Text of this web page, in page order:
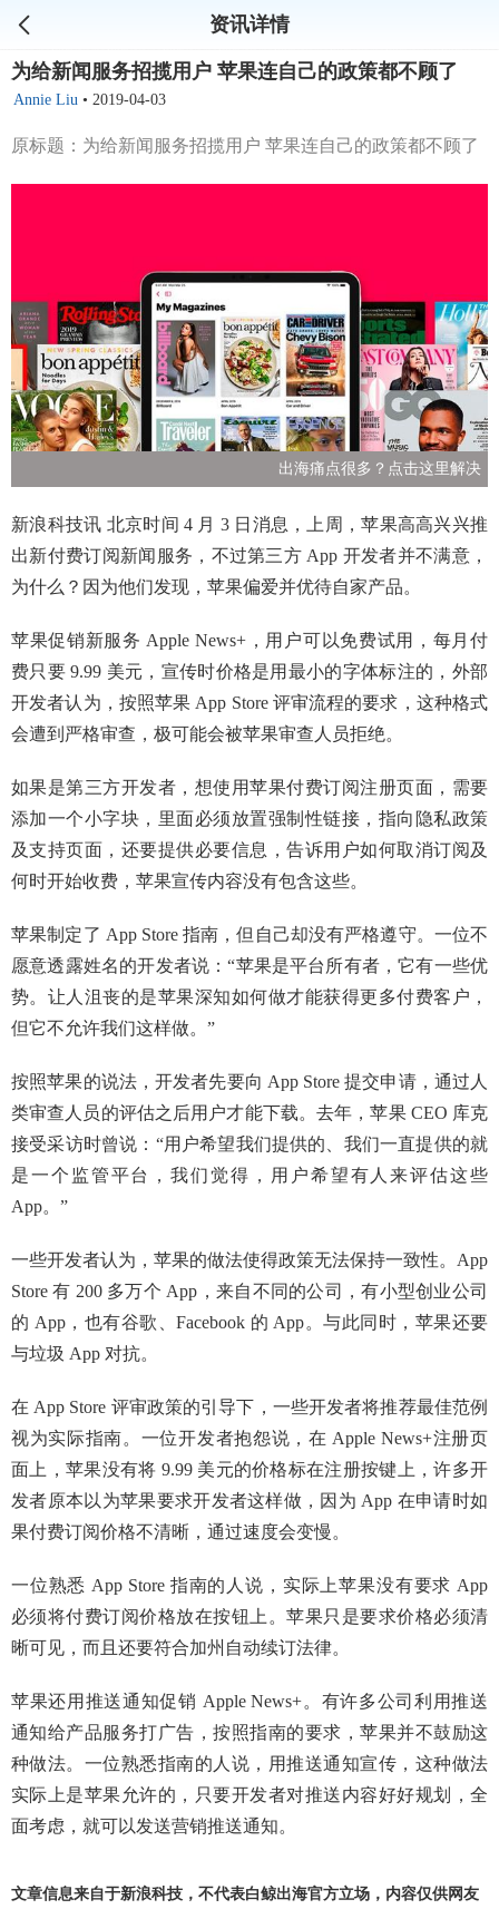
资讯详情
为给新闻服务招揽用户 苹果连自己的政策都不顾了
Annie Liu • 2019-04-03
原标题：为给新闻服务招揽用户 苹果连自己的政策都不顾了
出海痛点很多？点击这里解决
新浪科技讯 北京时间 4 月 3 日消息，上周，苹果高高兴兴推
出新付费订阅新闻服务，不过第三方 App 开发者并不满意，
为什么？因为他们发现，苹果偏爱并优待自家产品。
苹果促销新服务 Apple News+，用户可以免费试用，每月付
费只要 9.99 美元，宣传时价格是用最小的字体标注的，外部
开发者认为，按照苹果 App Store 评审流程的要求，这种格式
会遭到严格审查，极可能会被苹果审查人员拒绝。
如果是第三方开发者，想使用苹果付费订阅注册页面，需要
添加一个小字块，里面必须放置强制性链接，指向隐私政策
及支持页面，还要提供必要信息，告诉用户如何取消订阅及
何时开始收费，苹果宣传内容没有包含这些。
苹果制定了 App Store 指南，但自己却没有严格遵守。一位不
愿意透露姓名的开发者说：“苹果是平台所有者，它有一些优
势。让人沮丧的是苹果深知如何做才能获得更多付费客户，
但它不允许我们这样做。”
按照苹果的说法，开发者先要向 App Store 提交申请，通过人
类审查人员的评估之后用户才能下载。去年，苹果 CEO 库克
接受采访时曾说：“用户希望我们提供的、我们一直提供的就
是一个监管平台，我们觉得，用户希望有人来评估这些
App。”
一些开发者认为，苹果的做法使得政策无法保持一致性。App
Store 有 200 多万个 App，来自不同的公司，有小型创业公司
的 App，也有谷歌、Facebook 的 App。与此同时，苹果还要
与垃圾 App 对抗。
在 App Store 评审政策的引导下，一些开发者将推荐最佳范例
视为实际指南。一位开发者抱怨说，在 Apple News+注册页
面上，苹果没有将 9.99 美元的价格标在注册按键上，许多开
发者原本以为苹果要求开发者这样做，因为 App 在申请时如
果付费订阅价格不清晰，通过速度会变慢。
一位熟悉 App Store 指南的人说，实际上苹果没有要求 App
必须将付费订阅价格放在按钮上。苹果只是要求价格必须清
晰可见，而且还要符合加州自动续订法律。
苹果还用推送通知促销 Apple News+。有许多公司利用推送
通知给产品服务打广告，按照指南的要求，苹果并不鼓励这
种做法。一位熟悉指南的人说，用推送通知宣传，这种做法
实际上是苹果允许的，只要开发者对推送内容好好规划，全
面考虑，就可以发送营销推送通知。
文章信息来自于新浪科技，不代表白鲸出海官方立场，内容仅供网友